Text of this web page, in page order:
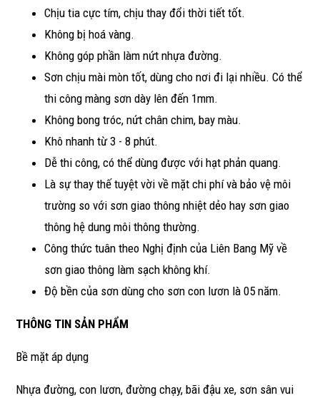
Chịu tia cực tím, chịu thay đổi thời tiết tốt.
Không bị hoá vàng.
Không góp phần làm nứt nhựa đường.
Sơn chịu mài mòn tốt, dùng cho nơi đi lại nhiều. Có thể
thi công màng sơn dày lên đến 1mm.
Không bong tróc, nứt chân chim, bay màu.
Khô nhanh từ 3 - 8 phút.
Dễ thi công, có thể dùng được với hạt phản quang.
Là sự thay thế tuyệt vời về mặt chi phí và bảo vệ môi
trường so với sơn giao thông nhiệt dẻo hay sơn giao
thông hệ dung môi thông thường.
Công thức tuân theo Nghị định của Liên Bang Mỹ về
sơn giao thông làm sạch không khí.
Độ bền của sơn dùng cho sơn con lươn là 05 năm.
THÔNG TIN SẢN PHẨM
Bề mặt áp dụng
Nhựa đường, con lươn, đường chạy, bãi đậu xe, sơn sân vui